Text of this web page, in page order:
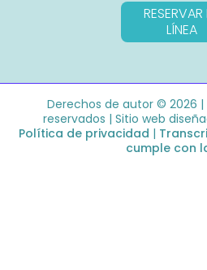
RESERVAR
LÍNEA
Derechos de autor © 2026 |
reservados | Sitio web
Política de privacidad |
cumple con